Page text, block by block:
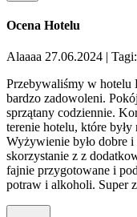
Ocena Hotelu
Alaaaa 27.06.2024 |
Przebywaliśmy w hotelu
bardzo zadowoleni.
sprzątany codziennie.
terenie hotelu, które
Wyżywienie było dobre
skorzystanie z z
fajnie przygotowane i
potraw i alkoholi. Super